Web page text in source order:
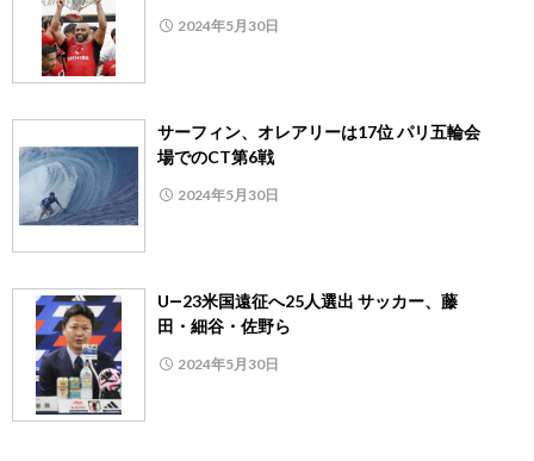
2024年5月30日
サーフィン、オレアリーは17位 パリ五輪会
場でのCT第6戦
2024年5月30日
U―23米国遠征へ25人選出 サッカー、藤
田・細谷・佐野ら
2024年5月30日